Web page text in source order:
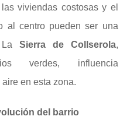
viviendas costosas y el
al centro pueden ser una
La Sierra de Collserola,
verdes, influencia
en esta zona.
del barrio